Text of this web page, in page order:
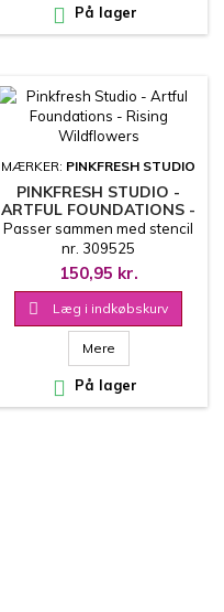
 På lager
MÆRKER: PINKFRESH STUDIO
PINKFRESH STUDIO -
ARTFUL FOUNDATIONS -
RISING WILDFLOWERS
Passer sammen med stencil
nr. 309525
150,95 kr.
 Læg i indkøbskurv
Mere
 På lager